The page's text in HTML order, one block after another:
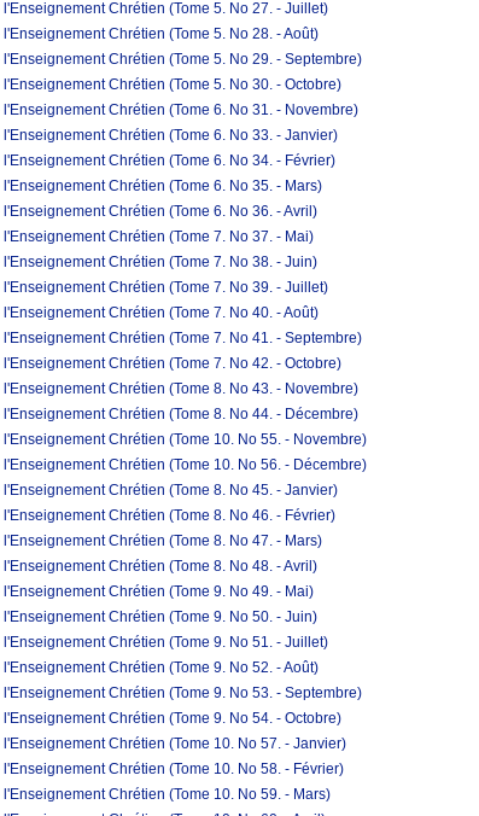
Chrétien (Tome 5. No 27. - Juillet)
Chrétien (Tome 5. No 28. - Août)
Chrétien (Tome 5. No 29. - Septembre)
Chrétien (Tome 5. No 30. - Octobre)
Chrétien (Tome 6. No 31. - Novembre)
Chrétien (Tome 6. No 33. - Janvier)
Chrétien (Tome 6. No 34. - Février)
Chrétien (Tome 6. No 35. - Mars)
Chrétien (Tome 6. No 36. - Avril)
Chrétien (Tome 7. No 37. - Mai)
Chrétien (Tome 7. No 38. - Juin)
Chrétien (Tome 7. No 39. - Juillet)
Chrétien (Tome 7. No 40. - Août)
Chrétien (Tome 7. No 41. - Septembre)
Chrétien (Tome 7. No 42. - Octobre)
Chrétien (Tome 8. No 43. - Novembre)
Chrétien (Tome 8. No 44. - Décembre)
Chrétien (Tome 10. No 55. - Novembre)
Chrétien (Tome 10. No 56. - Décembre)
Chrétien (Tome 8. No 45. - Janvier)
Chrétien (Tome 8. No 46. - Février)
Chrétien (Tome 8. No 47. - Mars)
Chrétien (Tome 8. No 48. - Avril)
Chrétien (Tome 9. No 49. - Mai)
Chrétien (Tome 9. No 50. - Juin)
Chrétien (Tome 9. No 51. - Juillet)
Chrétien (Tome 9. No 52. - Août)
Chrétien (Tome 9. No 53. - Septembre)
Chrétien (Tome 9. No 54. - Octobre)
Chrétien (Tome 10. No 57. - Janvier)
Chrétien (Tome 10. No 58. - Février)
Chrétien (Tome 10. No 59. - Mars)